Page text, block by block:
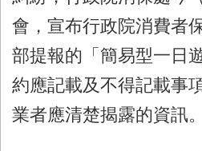
會，宣布行政院消費者
部提報的「簡易型一日
約應記載及不得記載事
業者應清楚揭露的資訊。